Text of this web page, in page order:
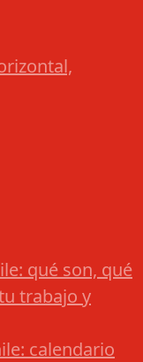
qué son, qué
trabajo y
calendario